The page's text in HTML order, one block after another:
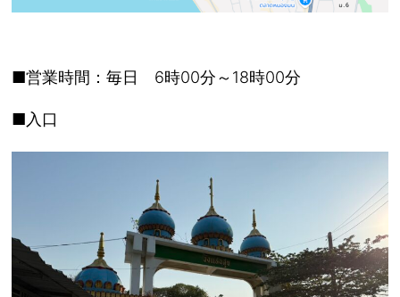
■営業時間：毎日 6時00分～18時00分
■入口